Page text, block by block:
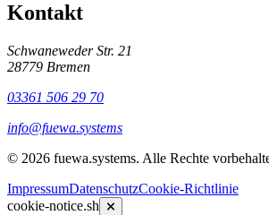
Kontakt
Schwaneweder Str. 21
28779 Bremen
03361 506 29 70
info@fuewa.systems
© 2026 fuewa.systems. Alle Rechte
ImpressumDatenschutzCookie-Richtlinie
cookie-notice.sh